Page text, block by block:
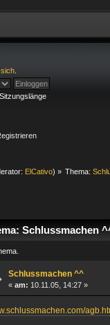
ElCativo) » Thema:
Schlussmachen
Schlussmachen ^^
« am: 10.11.05, 14:27 »